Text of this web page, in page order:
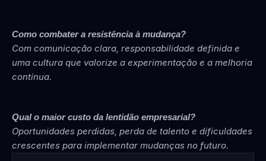
Como combater a resistência à mudança?
Com comunicação clara, responsabilidade definida e
uma cultura que valorize a experimentação e a melhoria
contínua.
Qual o maior custo da lentidão empresarial?
Oportunidades perdidas, perda de talento e dificuldades
crescentes para implementar mudanças no futuro.